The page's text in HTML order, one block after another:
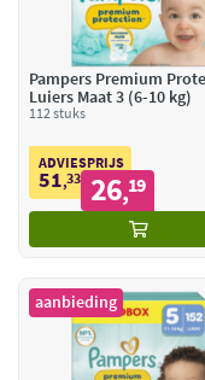
Pampers Premium
Luiers Maat 3 (6-10 kg)
112 stuks
ADVIESPRIJS
51,33 26,19
aanbieding